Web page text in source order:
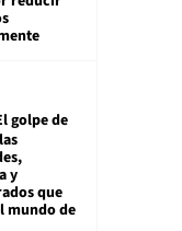
golpe de
y
que
mundo de